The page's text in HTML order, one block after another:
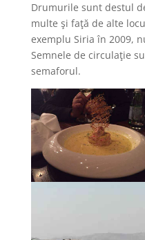
Drumurile sunt destul
multe şi faţă de alte
exemplu Siria în 2009,
Semnele de circulaţie
semaforul.